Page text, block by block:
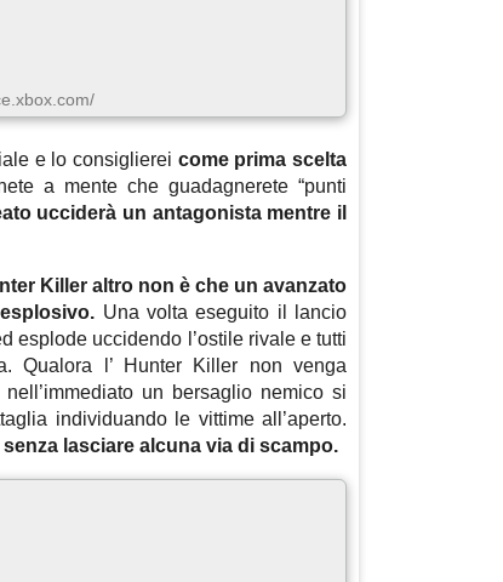
e lo consiglierei come prima scelta
a mente che guadagnerete “punti
ucciderà un antagonista mentre il
Killer altro non è che un avanzato
Una volta eseguito il lancio
esplode uccidendo l’ostile rivale e tutti
Qualora l’ Hunter Killer non venga
un bersaglio nemico si
individuando le vittime all’aperto.
lasciare alcuna via di scampo.